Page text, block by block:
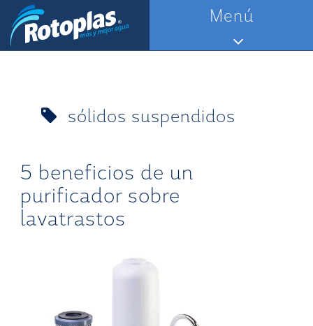
Saltar
contenido
Menú
sólidos suspendidos
5 beneficios de un
purificador sobre
lavatrastos